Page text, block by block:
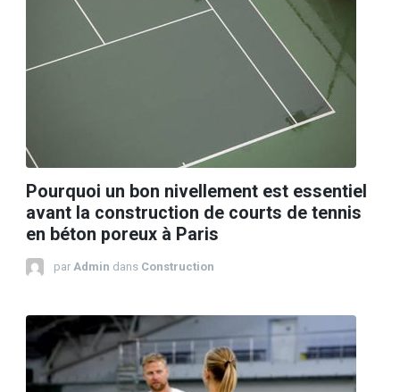
Pourquoi un bon nivellement est essentiel
avant la construction de courts de tennis
en béton poreux à Paris
par Admin dans Construction